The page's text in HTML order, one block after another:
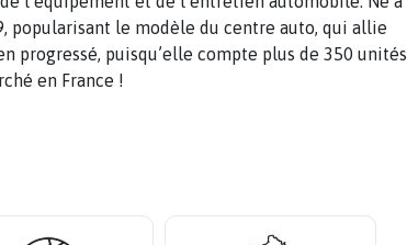
popularisant le modèle du centre auto, qui allie
progressé, puisqu’elle compte plus de 350 unités
en France !